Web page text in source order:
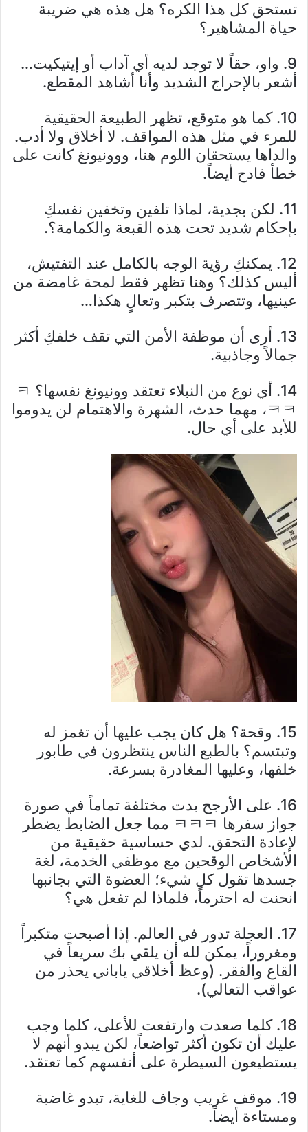
تستحق كل هذا الكره؟ هل هذه هي ضريبة
حياة المشاهير؟
9. واو، حقاً لا توجد لديه أي آداب أو إيتيكيت…
أشعر بالإحراج الشديد وأنا أشاهد المقطع.
10. كما هو متوقع، تظهر الطبيعة الحقيقية
للمرء في مثل هذه المواقف. لا أخلاق ولا أدب.
والداها يستحقان اللوم هنا، ووونيونغ كانت على
خطأ فادح أيضاً.
11. لكن بجدية، لماذا تلفين وتخفين نفسكِ
بإحكام شديد تحت هذه القبعة والكمامة؟.
12. يمكنكِ رؤية الوجه بالكامل عند التفتيش،
أليس كذلك؟ وهنا تظهر فقط لمحة غامضة من
عينيها، وتتصرف بتكبر وتعالٍ هكذا…
13. أرى أن موظفة الأمن التي تقف خلفكِ أكثر
جمالاً وجاذبية.
14. أي نوع من النبلاء تعتقد وونيونغ نفسها؟ ㅋ
ㅋㅋ، مهما حدث، الشهرة والاهتمام لن يدوموا
للأبد على أي حال.
15. وقحة؟ هل كان يجب عليها أن تغمز له
وتبتسم؟ بالطبع الناس ينتظرون في طابور
خلفها، وعليها المغادرة بسرعة.
16. على الأرجح بدت مختلفة تماماً في صورة
جواز سفرها ㅋㅋㅋ مما جعل الضابط يضطر
لإعادة التحقق. لدي حساسية حقيقية من
الأشخاص الوقحين مع موظفي الخدمة، لغة
جسدها تقول كل شيء؛ العضوة التي بجانبها
انحنت له احترماً، فلماذا لم تفعل هي؟
17. العجلة تدور في العالم. إذا أصبحت متكبراً
ومغروراً، يمكن لله أن يلقي بك سريعاً في
القاع والفقر. (وعظ أخلاقي ياباني يحذر من
عواقب التعالي).
18. كلما صعدت وارتفعت للأعلى، كلما وجب
عليك أن تكون أكثر تواضعاً، لكن يبدو أنهم لا
يستطيعون السيطرة على أنفسهم كما تعتقد.
19. موقف غريب وجاف للغاية، تبدو غاضبة
ومستاءة أيضاً.